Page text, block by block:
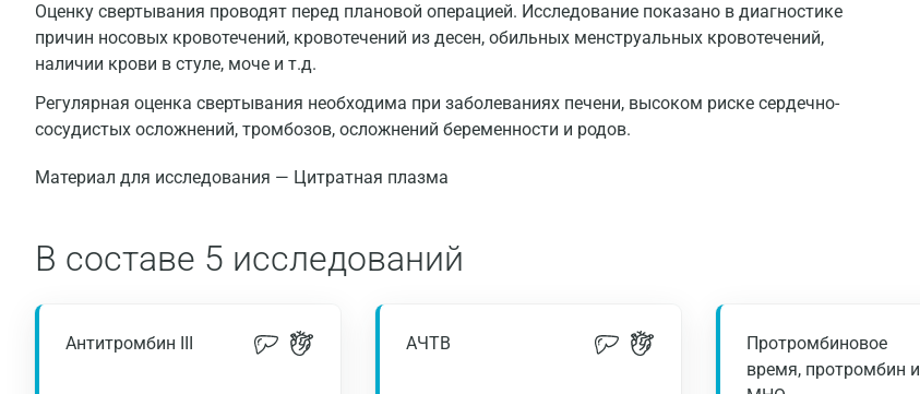
Оценку свертывания проводят перед плановой операцией. Исследование показано в диагностике
причин носовых кровотечений, кровотечений из десен, обильных менструальных кровотечений,
наличии крови в стуле, моче и т.д.
Регулярная оценка свертывания необходима при заболеваниях печени, высоком риске сердечно-
сосудистых осложнений, тромбозов, осложнений беременности и родов.
Материал для исследования — Цитратная плазма
В составе 5 исследований
Антитромбин III АЧТВ
Протромбиновое
время, протромбин и